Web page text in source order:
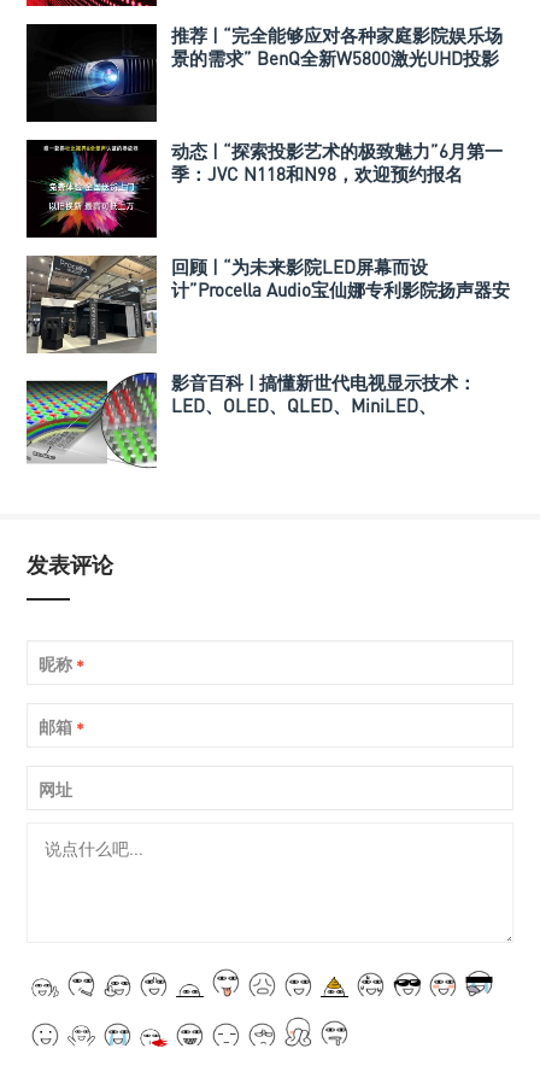
推荐 | “完全能够应对各种家庭影院娱乐场
景的需求” BenQ全新W5800激光UHD投影
动态 | “探索投影艺术的极致魅力”6月第一
季：JVC N118和N98，欢迎预约报名
回顾 | “为未来影院LED屏幕而设
计”Procella Audio宝仙娜专利影院扬声器安
影音百科 | 搞懂新世代电视显示技术：
LED、OLED、QLED、MiniLED、
发表评论
昵称 *
邮箱 *
网址